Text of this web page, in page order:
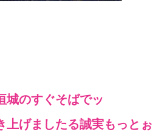
城のすぐそばでッ
上げましたる誠実もっとぉ